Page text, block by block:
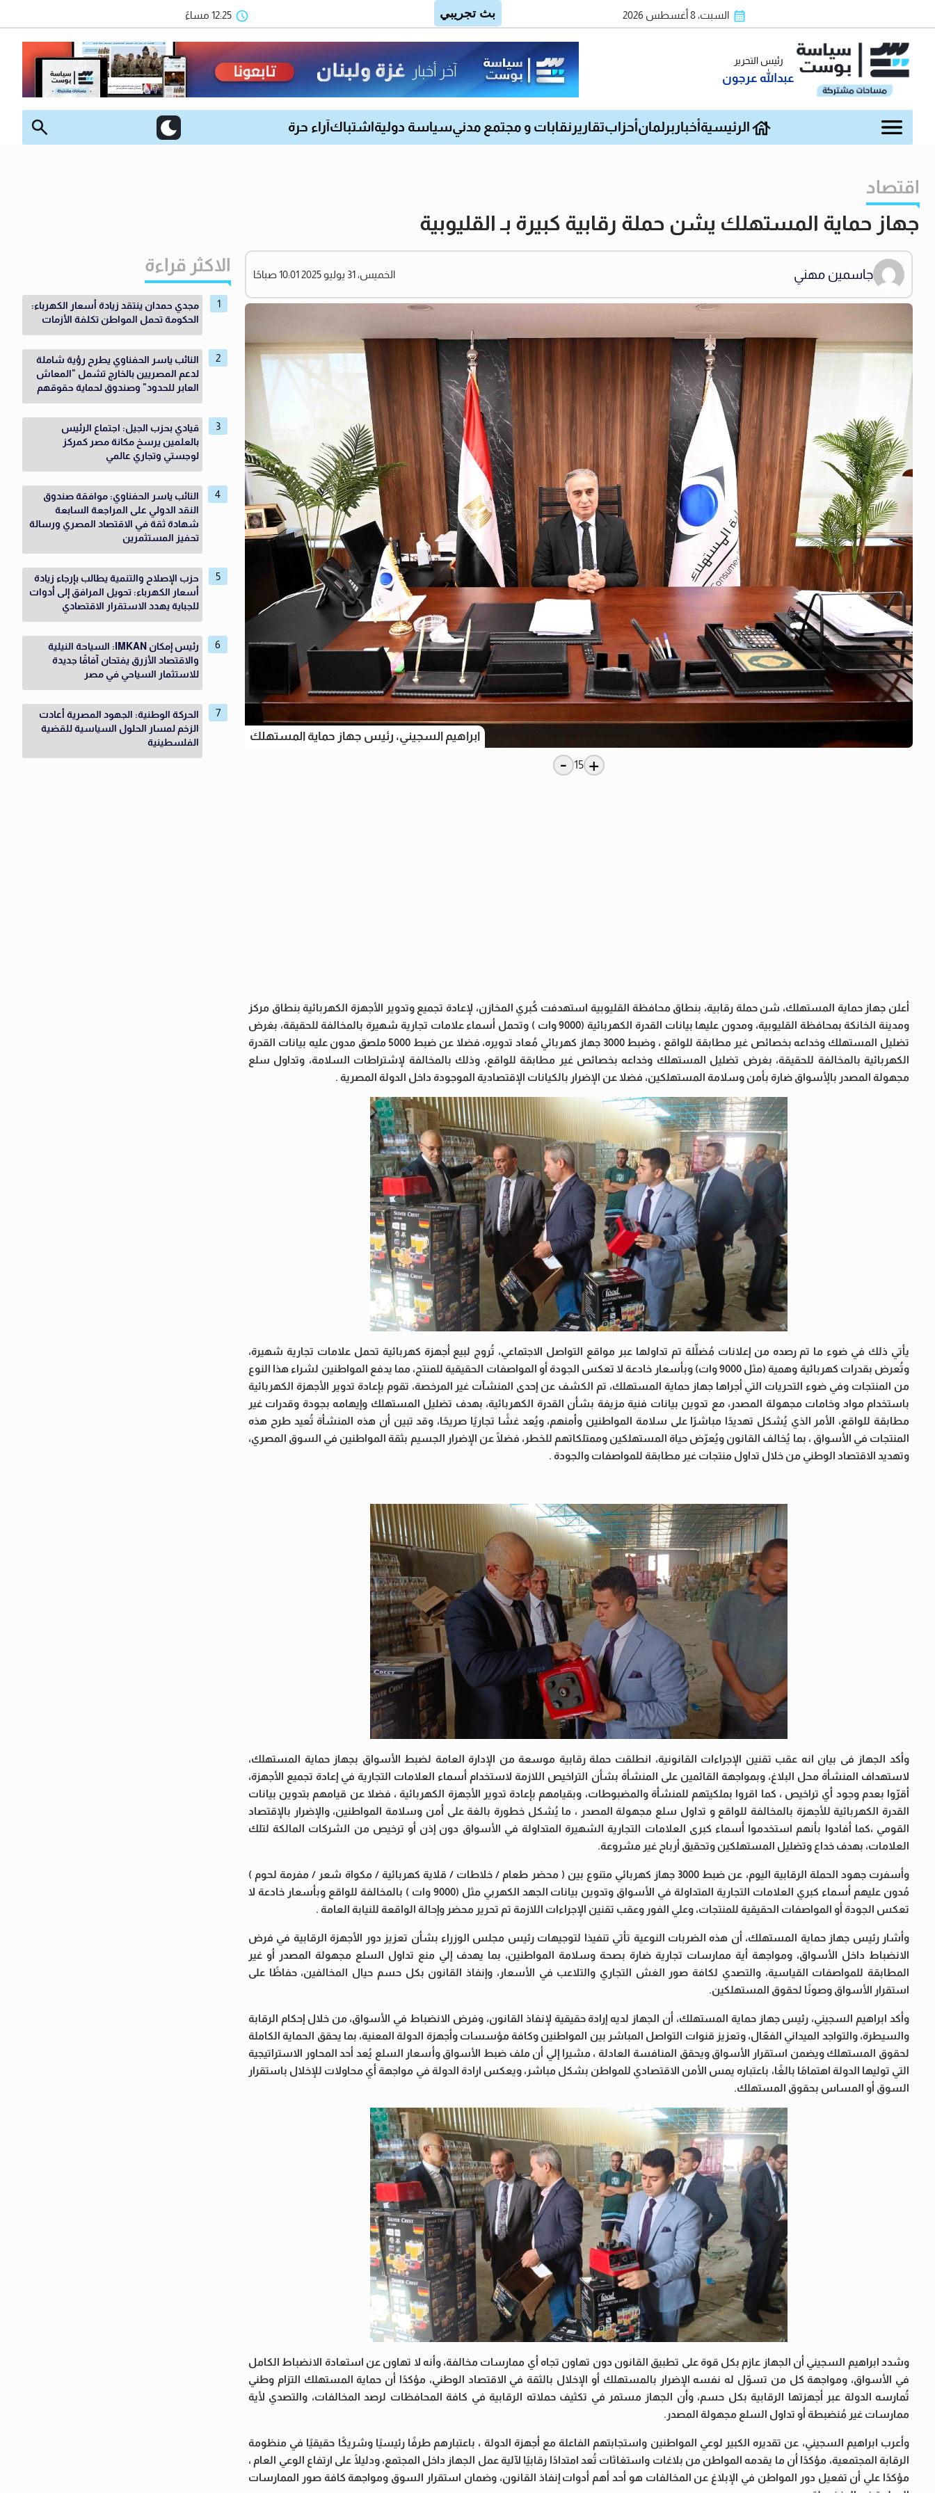
السبت، 8 أغسطس 2026 12:25 مساءً
رئيس التحرير
عبدالله عرجون
الرئيسية أخبار برلمان أحزابتقارير نقابات و مجتمع مدنيسياسة دولية اشتباك آراء حرة
اقتصاد
جهاز حماية المستهلك يشن حملة رقابية كبيرة بـ القليوبية
جاسمين مهني الخميس، 31 يوليو 2025 10:01 صباحًا
ابراهيم السجيني، رئيس جهاز حماية المستهلك
+
15
-
أعلن جهاز حماية المستهلك، شن حملة رقابية، بنطاق محافظة القليوبية استهدفت كُبري المخازن، لإعادة تجميع وتدوير الأجهزة الكهربائية بنطاق مركز
ومدينة الخانكة بمحافظة القليوبية، ومدون عليها بيانات القدرة الكهربائية (9000 وات ) وتحمل أسماء علامات تجارية شهيرة بالمخالفة للحقيقة، بغرض
تضليل المستهلك وخداعه بخصائص غير مطابقة للواقع ، وضبط 3000 جهاز كهربائي مُعاد تدويره، فضلا عن ضبط 5000 ملصق مدون عليه بيانات القدرة
الكهربائية بالمخالفة للحقيقة، بغرض تضليل المستهلك وخداعه بخصائص غير مطابقة للواقع، وذلك بالمخالفة لإشتراطات السلامة، وتداول سلع
مجهولة المصدر بالأٍسواق ضارة بأمن وسلامة المستهلكين، فضلا عن الإضرار بالكيانات الإقتصادية الموجودة داخل الدولة المصرية .
يأتي ذلك في ضوء ما تم رصده من إعلانات مُضلِّلة تم تداولها عبر مواقع التواصل الاجتماعي، تُروج لبيع أجهزة كهربائية تحمل علامات تجارية شهيرة،
وتُعرض بقدرات كهربائية وهمية (مثل 9000 وات) وبأسعار خادعة لا تعكس الجودة أو المواصفات الحقيقية للمنتج، مما يدفع المواطنين لشراء هذا النوع
من المنتجات وفي ضوء التحريات التي أجراها جهاز حماية المستهلك، تم الكشف عن إحدى المنشآت غير المرخصة، تقوم بإعادة تدوير الأجهزة الكهربائية
باستخدام مواد وخامات مجهولة المصدر، مع تدوين بيانات فنية مزيفة بشأن القدرة الكهربائية، بهدف تضليل المستهلك وإيهامه بجودة وقدرات غير
مطابقة للواقع، الأمر الذي يُشكل تهديدًا مباشرًا على سلامة المواطنين وأمنهم، ويُعد غشًا تجاريًا صريحًا، وقد تبين أن هذه المنشأة تُعيد طرح هذه
المنتجات في الأسواق ، بما يُخالف القانون ويُعرّض حياة المستهلكين وممتلكاتهم للخطر، فضلًا عن الإضرار الجسيم بثقة المواطنين في السوق المصري،
وتهديد الاقتصاد الوطني من خلال تداول منتجات غير مطابقة للمواصفات والجودة .
وأكد الجهاز فى بيان انه عقب تقنين الإجراءات القانونية، انطلقت حملة رقابية موسعة من الإدارة العامة لضبط الأسواق بجهاز حماية المستهلك،
لاستهداف المنشأة محل البلاغ، وبمواجهة القائمين على المنشأة بشأن التراخيص اللازمة لاستخدام أسماء العلامات التجارية في إعادة تجميع الأجهزة،
أقرّوا بعدم وجود أي تراخيص ، كما اقروا بملكيتهم للمنشأة والمضبوطات، وبقيامهم بإعادة تدوير الأجهزة الكهربائية ، فضلا عن قيامهم بتدوين بيانات
القدرة الكهربائية للأجهزة بالمخالفة للواقع و تداول سلع مجهولة المصدر ، ما يُشكل خطورة بالغة على أمن وسلامة المواطنين، والإضرار بالإقتصاد
القومي ،كما أفادوا بأنهم استخدموا أسماء كبرى العلامات التجارية الشهيرة المتداولة في الأسواق دون إذن أو ترخيص من الشركات المالكة لتلك
العلامات، بهدف خداع وتضليل المستهلكين وتحقيق أرباح غير مشروعة.
وأسفرت جهود الحملة الرقابية اليوم، عن ضبط 3000 جهاز كهربائي متنوع بين ( محضر طعام / خلاطات / قلاية كهربائية / مكواة شعر / مفرمة لحوم )
مُدون عليهم أسماء كبري العلامات التجارية المتداولة في الأسواق وتدوين بيانات الجهد الكهربي مثل (9000 وات ) بالمخالفة للواقع وبأسعار خادعة لا
تعكس الجودة أو المواصفات الحقيقية للمنتجات، وعلي الفور وعقب تقنين الإجراءات اللازمة تم تحرير محضر وإحالة الواقعة للنيابة العامة .
وأشار رئيس جهاز حماية المستهلك، أن هذه الضربات النوعية تأتي تنفيذا لتوجيهات رئيس مجلس الوزراء بشأن تعزيز دور الأجهزة الرقابية في فرض
الانضباط داخل الأسواق، ومواجهة أية ممارسات تجارية ضارة بصحة وسلامة المواطنين، بما يهدف إلي منع تداول السلع مجهولة المصدر أو غير
المطابقة للمواصفات القياسية، والتصدي لكافة صور الغش التجاري والتلاعب في الأسعار، وإنفاذ القانون بكل حسم حيال المخالفين، حفاظًا على
استقرار الأسواق وصونًا لحقوق المستهلكين.
وأكد ابراهيم السجيني، رئيس جهاز حماية المستهلك، أن الجهاز لديه إرادة حقيقية لإنفاذ القانون، وفرض الانضباط في الأسواق، من خلال إحكام الرقابة
والسيطرة، والتواجد الميداني الفعّال، وتعزيز قنوات التواصل المباشر بين المواطنين وكافة مؤسسات وأجهزة الدولة المعنية، بما يحقق الحماية الكاملة
لحقوق المستهلك ويضمن استقرار الأسواق ويحقق المنافسة العادلة ، مشيرا إلي أن ملف ضبط الأسواق وأسعار السلع يُعد أحد المحاور الاستراتيجية
التي توليها الدولة اهتمامًا بالغًا، باعتباره يمس الأمن الاقتصادي للمواطن بشكل مباشر، ويعكس ارادة الدولة في مواجهة أي محاولات للإخلال باستقرار
السوق أو المساس بحقوق المستهلك.
وشدد ابراهيم السجيني أن الجهاز عازم بكل قوة على تطبيق القانون دون تهاون تجاه أي ممارسات مخالفة، وأنه لا تهاون عن استعادة الانضباط الكامل
في الأسواق، ومواجهة كل من تسوّل له نفسه الإضرار بالمستهلك أو الإخلال بالثقة في الاقتصاد الوطني، مؤكدًا أن حماية المستهلك التزام وطني
تُمارسه الدولة عبر أجهزتها الرقابية بكل حسم، وأن الجهاز مستمر في تكثيف حملاته الرقابية في كافة المحافظات لرصد المخالفات، والتصدي لأية
ممارسات غير مُنضبطة أو تداول السلع مجهولة المصدر.
وأعرب ابراهيم السجيني، عن تقديره الكبير لوعي المواطنين واستجابتهم الفاعلة مع أجهزة الدولة ، باعتبارهم طرفًا رئيسيًا وشريكًا حقيقيًا في منظومة
الرقابة المجتمعية، مؤكدًا أن ما يقدمه المواطن من بلاغات واستغاثات تُعد امتدادًا رقابيًا لآلية عمل الجهاز داخل المجتمع، ودليلًا على ارتفاع الوعي العام ،
مؤكدًا علي أن تفعيل دور المواطن في الإبلاغ عن المخالفات هو أحد أهم أدوات إنفاذ القانون، وضمان استقرار السوق ومواجهة كافة صور الممارسات
الاكثر قراءة
مجدي حمدان ينتقد زيادة أسعار الكهرباء:
الحكومة تحمل المواطن تكلفة الأزمات
النائب ياسر الحفناوي يطرح رؤية شاملة
لدعم المصريين بالخارج تشمل "المعاش
العابر للحدود" وصندوق لحماية حقوقهم
قيادي بحزب الجيل: اجتماع الرئيس
بالعلمين يرسخ مكانة مصر كمركز
لوجستي وتجاري عالمي
النائب ياسر الحفناوي: موافقة صندوق
النقد الدولي على المراجعة السابعة
شهادة ثقة في الاقتصاد المصري ورسالة
تحفيز المستثمرين
حزب الإصلاح والتنمية يطالب بإرجاء زيادة
أسعار الكهرباء: تحويل المرافق إلى أدوات
للجباية يهدد الاستقرار الاقتصادي
رئيس إمكان IMKAN: السياحة النيلية
والاقتصاد الأزرق يفتحان آفاقًا جديدة
للاستثمار السياحي في مصر
الحركة الوطنية: الجهود المصرية أعادت
الزخم لمسار الحلول السياسية للقضية
الفلسطينية